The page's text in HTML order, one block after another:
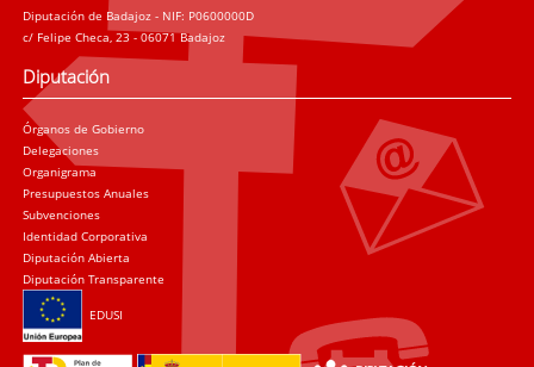
Diputación de Badajoz - NIF: P0600000D
c/ Felipe Checa, 23 - 06071 Badajoz
Diputación
Órganos de Gobierno
Delegaciones
Organigrama
Presupuestos Anuales
Subvenciones
Identidad Corporativa
Diputación Abierta
Diputación Transparente
EDUSI